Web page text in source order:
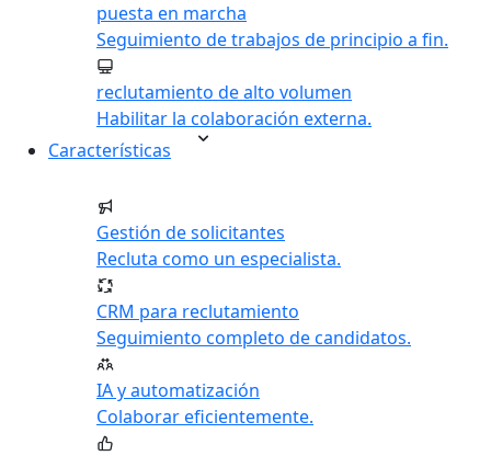
puesta en marcha
Seguimiento de trabajos de principio a fin.
reclutamiento de alto volumen
Habilitar la colaboración externa.
Características
Gestión de solicitantes
Recluta como un especialista.
CRM para reclutamiento
Seguimiento completo de candidatos.
IA y automatización
Colaborar eficientemente.